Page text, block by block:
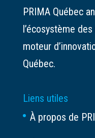
PRIMA Québec
l’écosystème
moteur
Québec.
Liens utiles
À propos de